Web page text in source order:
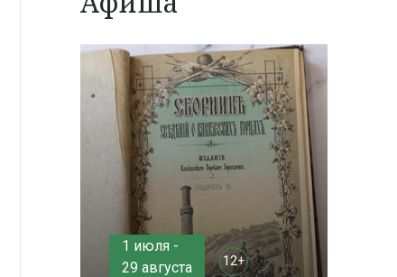
1 июля -
29 августа
12+